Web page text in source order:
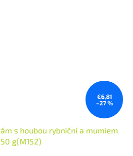
€6,81
–27 %
s houbou rybniční a mumiem
50 g(M152)